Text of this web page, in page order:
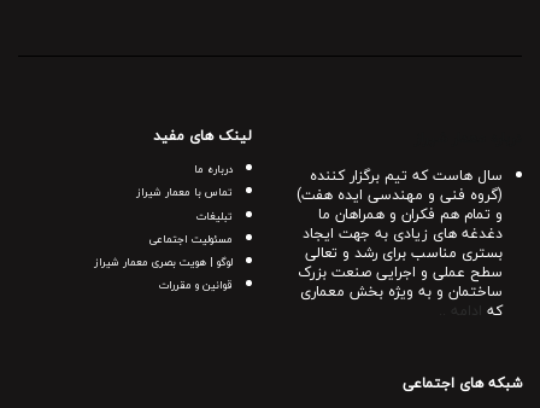
سال هاست که تیم برگزار کننده
(گروه فنی و مهندسی ایده هفت)
و تمام هم فکران و همراهان ما
دغدغه های زیادی به جهت ایجاد
بستری مناسب برای رشد و تعالی
سطح عملی و اجرایی صنعت بزرک
ساختمان و به ویژه بخش معماری
که
لینک های مفید
درباره ما
تماس با معمار شیراز
تبلیغات
مسئولیت اجتماعی
لوگو | هویت بصری معمار شیراز
قوانین و مقررات
شبکه های اجتماعی